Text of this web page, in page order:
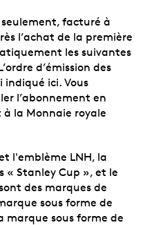
facturé à
l’achat de la première
les suivantes
d’émission des
ici. Vous
l’abonnement en
la Monnaie royale
l'emblème LNH, la
« Stanley Cup », et le
des marques de
sous forme de
marque sous forme de